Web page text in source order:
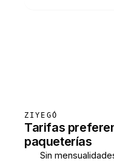
ZIYEGÓ
Tarifas
paqueterías
Sin